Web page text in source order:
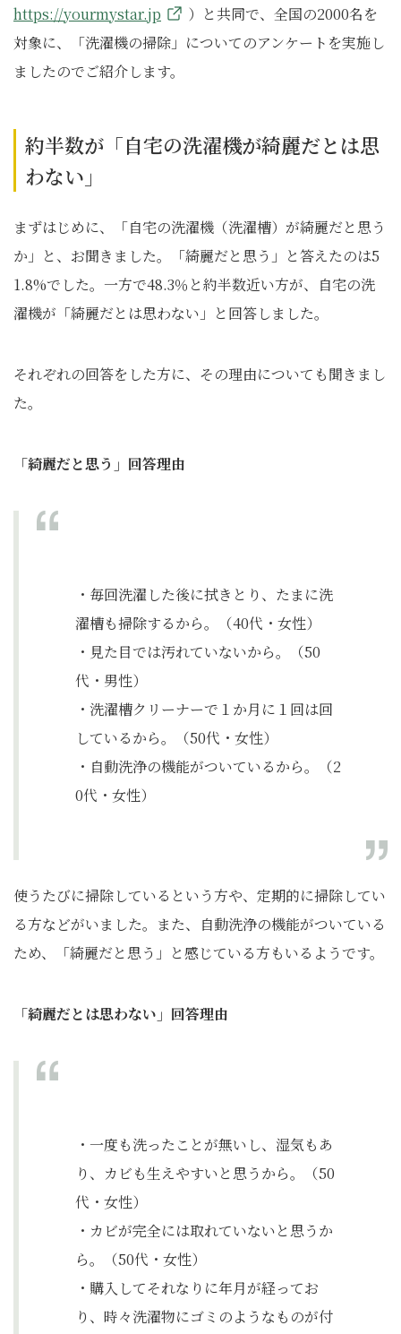
https://yourmystar.jp
）と共同で、全国の2000名を
対象に、「洗濯機の掃除」についてのアンケートを実施し
ましたのでご紹介します。
約半数が「自宅の洗濯機が綺麗だとは思
わない」
まずはじめに、「自宅の洗濯機（洗濯槽）が綺麗だと思う
か」と、お聞きました。「綺麗だと思う」と答えたのは5
1.8%でした。一方で48.3％と約半数近い方が、自宅の洗
濯機が「綺麗だとは思わない」と回答しました。
それぞれの回答をした方に、その理由についても聞きまし
た。
「綺麗だと思う」回答理由
・毎回洗濯した後に拭きとり、たまに洗
濯槽も掃除するから。（40代・女性）
・見た目では汚れていないから。（50
代・男性）
・洗濯槽クリーナーで１か月に１回は回
しているから。（50代・女性）
・自動洗浄の機能がついているから。（2
0代・女性）
使うたびに掃除しているという方や、定期的に掃除してい
る方などがいました。また、自動洗浄の機能がついている
ため、「綺麗だと思う」と感じている方もいるようです。
「綺麗だとは思わない」回答理由
・一度も洗ったことが無いし、湿気もあ
り、カビも生えやすいと思うから。（50
代・女性）
・カビが完全には取れていないと思うか
ら。（50代・女性）
・購入してそれなりに年月が経ってお
り、時々洗濯物にゴミのようなものが付